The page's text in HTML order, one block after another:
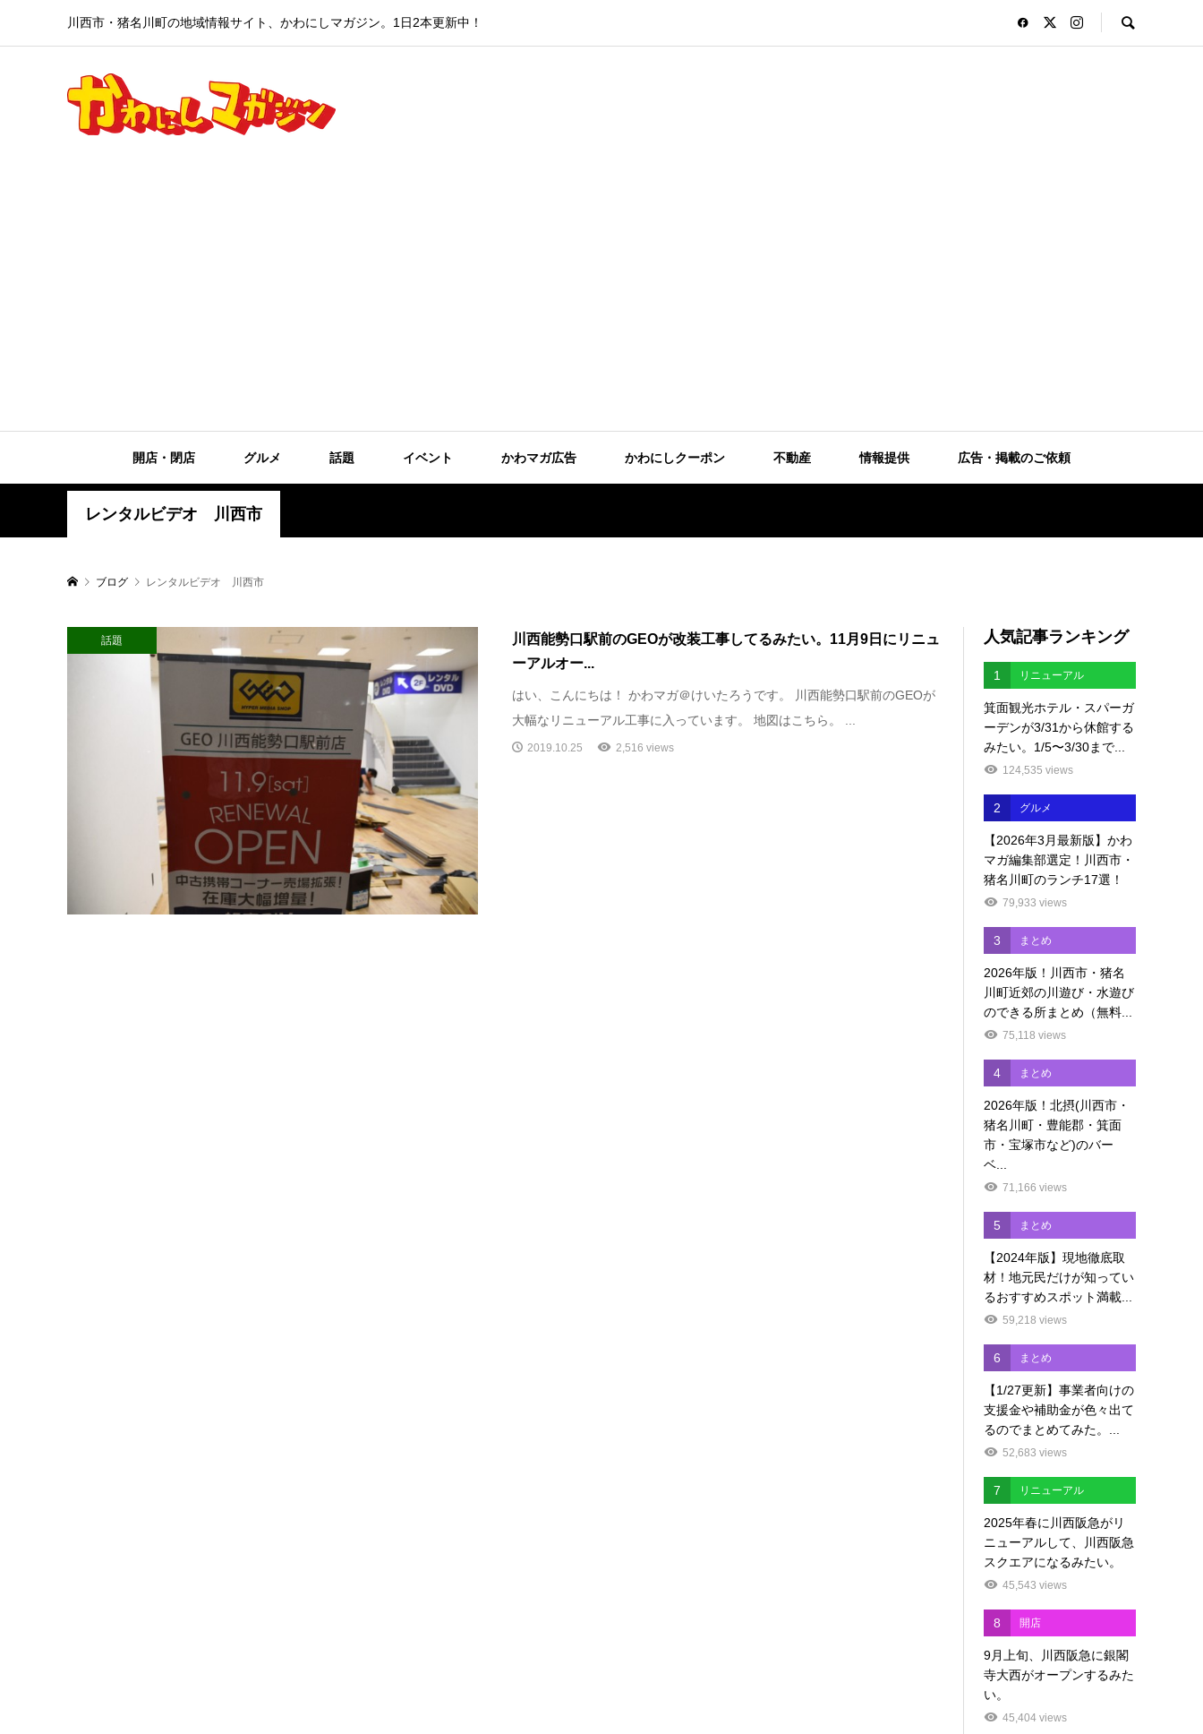
川西市・猪名川町の地域情報サイト、かわにしマガジン。1日2本更新中！
開店・閉店 グルメ 話題 イベント かわマガ広告 かわにしクーポン 不動産 情報提供 広告・掲載のご依頼
レンタルビデオ 川西市
ブログ レンタルビデオ 川西市
話題
川西能勢口駅前のGEOが改装工事してるみたい。11月9日にリニュ
ーアルオー...
はい、こんにちは！ かわマガ＠けいたろうです。 川西能勢口駅前のGEOが
大幅なリニューアル工事に入っています。 地図はこちら。 ...
2019.10.25 2,516 views
人気記事ランキング
1 リニューアル
箕面観光ホテル・スパーガ
ーデンが3/31から休館する
みたい。1/5〜3/30まで...
124,535 views
2 グルメ
【2026年3月最新版】かわ
マガ編集部選定！川西市・
猪名川町のランチ17選！
79,933 views
3 まとめ
2026年版！川西市・猪名
川町近郊の川遊び・水遊び
のできる所まとめ（無料...
75,118 views
4 まとめ
2026年版！北摂(川西市・
猪名川町・豊能郡・箕面
市・宝塚市など)のバー
ベ...
71,166 views
5 まとめ
【2024年版】現地徹底取
材！地元民だけが知ってい
るおすすめスポット満載...
59,218 views
6 まとめ
【1/27更新】事業者向けの
支援金や補助金が色々出て
るのでまとめてみた。...
52,683 views
7 リニューアル
2025年春に川西阪急がリ
ニューアルして、川西阪急
スクエアになるみたい。
45,543 views
8 開店
9月上旬、川西阪急に銀閣
寺大西がオープンするみた
い。
45,404 views